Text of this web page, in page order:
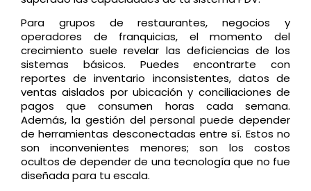
Para grupos de restaurantes, negocios y
operadores de franquicias, el momento del
crecimiento suele revelar las deficiencias de los
sistemas básicos. Puedes encontrarte con
reportes de inventario inconsistentes, datos de
ventas aislados por ubicación y conciliaciones de
pagos que consumen horas cada semana.
Además, la gestión del personal puede depender
de herramientas desconectadas entre sí. Estos no
son inconvenientes menores; son los costos
ocultos de depender de una tecnología que no fue
diseñada para tu escala.